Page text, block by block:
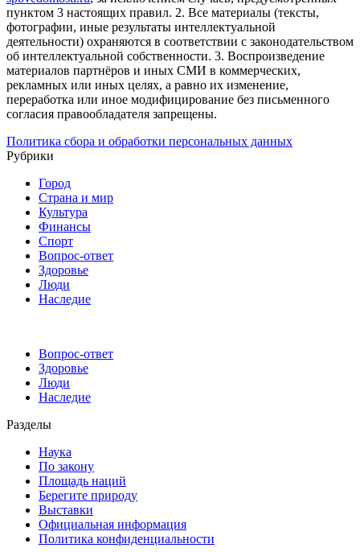
пунктом 3 настоящих правил. 2. Все материалы (тексты,
фотографии, иные результаты интеллектуальной
деятельности) охраняются в соответствии с законодательством
об интеллектуальной собственности. 3. Воспроизведение
материалов партнёров и иных СМИ в коммерческих,
рекламных или иных целях, а равно их изменение,
переработка или иное модифицирование без письменного
согласия правообладателя запрещены.
Политика сбора и обработки персональных данных
Рубрики
Город
Страна и мир
Культура
Финансы
Спорт
Вопрос-ответ
Здоровье
Люди
Наследие
Вопрос-ответ
Здоровье
Люди
Наследие
Разделы
Наука
По закону
Площадь наций
Берегите природу
Выставки
Официальная информация
Политика конфиденциальности